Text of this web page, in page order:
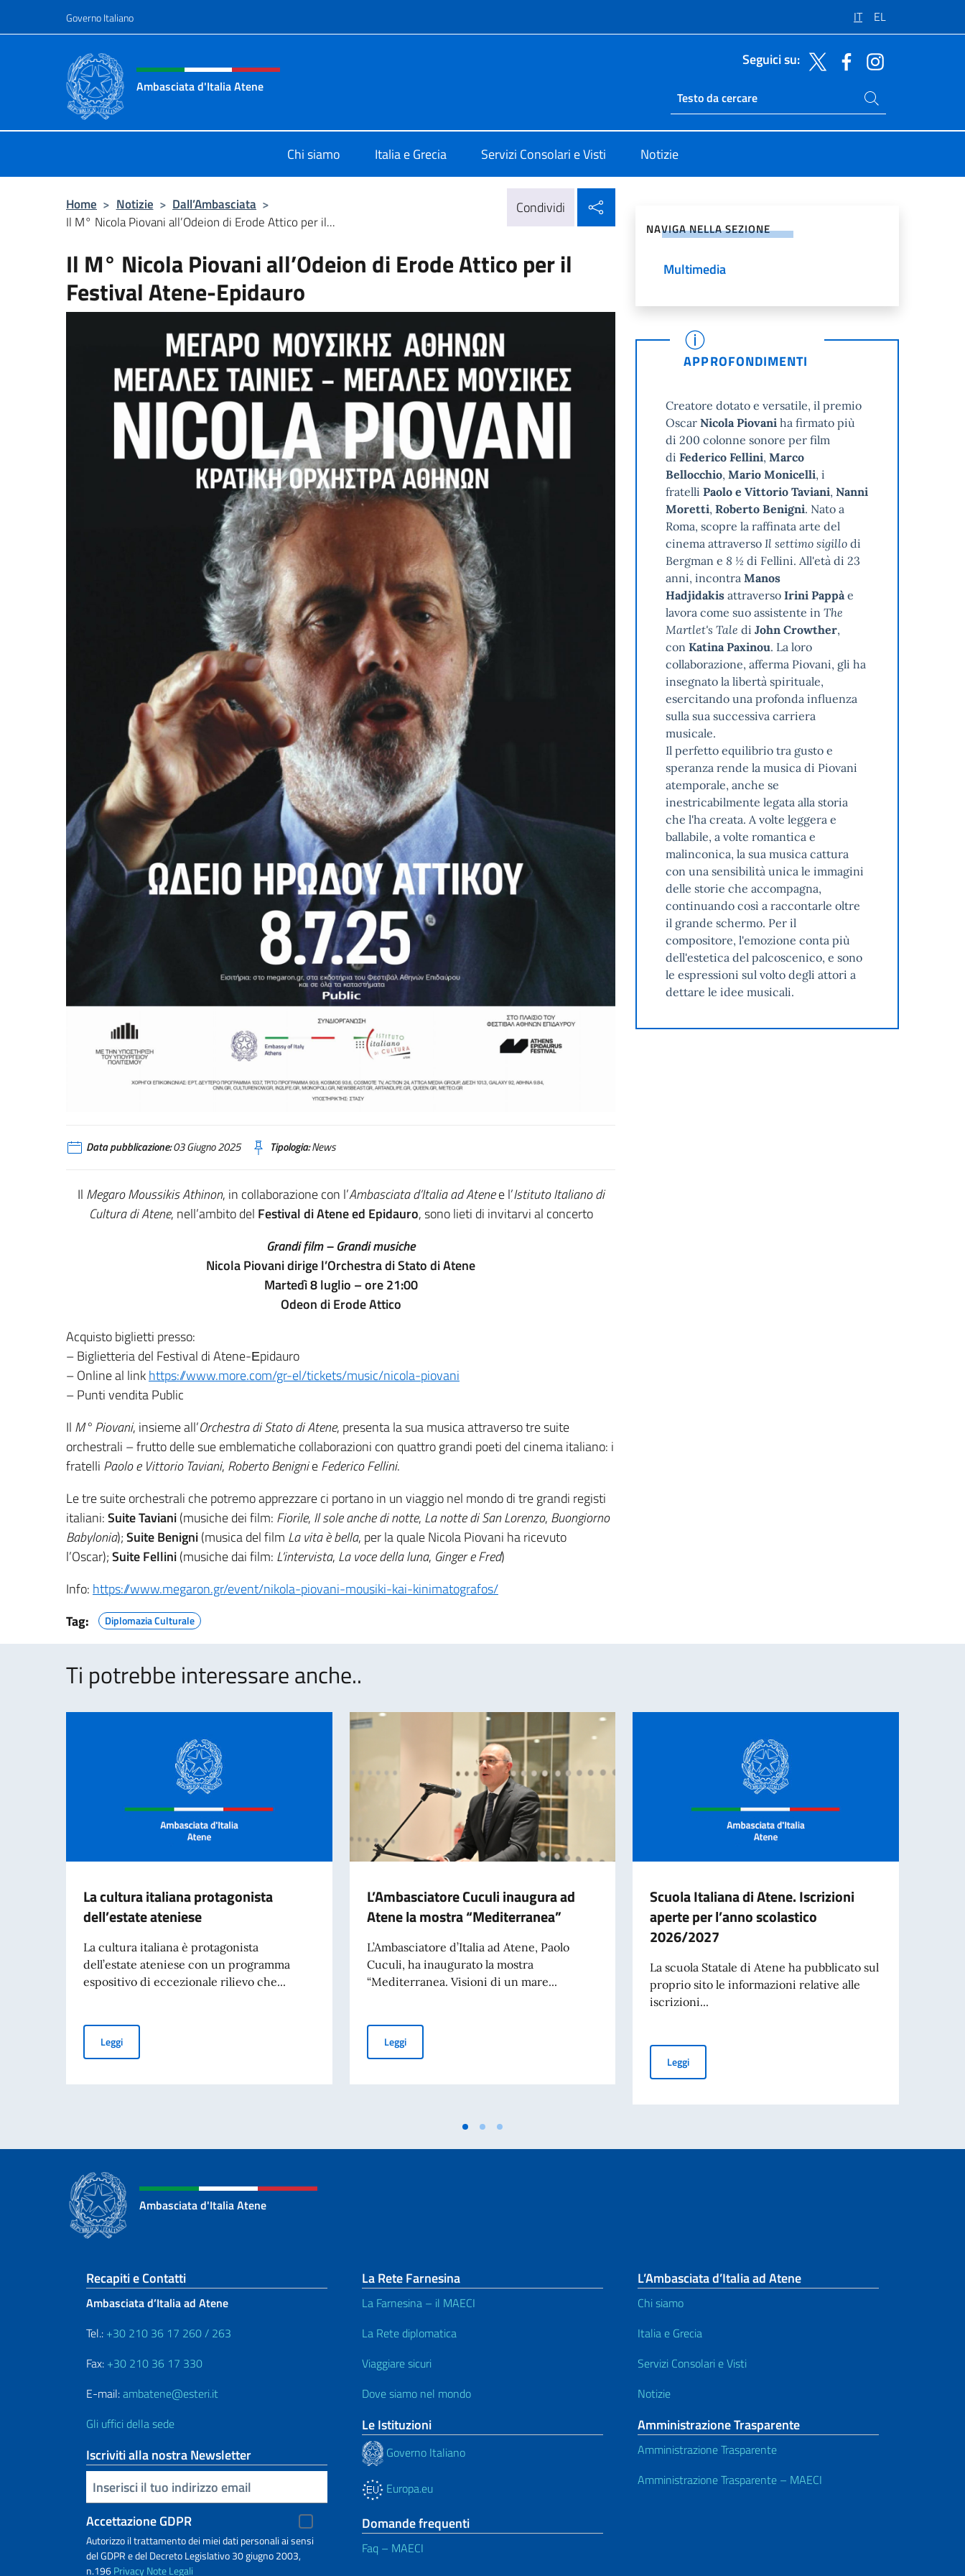
Governo Italiano IT EL
Intestazione sito, social e menù
Ambasciata d'Italia Atene
Seguici su:
Ricerca sito live
Cerca nel sito
Chi siamo Italia e Grecia Servizi Consolari e Visti Notizie
Home > Notizie > Dall’Ambasciata >
Il M° Nicola Piovani all’Odeion di Erode Attico per il...
Condividi
Il M° Nicola Piovani all’Odeion di Erode Attico per il
Festival Atene-Epidauro
Data pubblicazione:03 Giugno 2025 Tipologia:News
Il Megaro Moussikis Athinon, in collaborazione con l’Ambasciata d’Italia ad Atenee l’Istituto Italiano di
Cultura di Atene, nell’ambito del Festival di Atene ed Epidauro, sono lieti di invitarvi al concerto
Grandi film – Grandi musiche
Nicola Piovani dirige l’Orchestra di Stato di Atene
Martedì 8 luglio – ore 21:00
Odeon di Erode Attico
Acquisto biglietti presso:
– Biglietteria del Festival di Atene-Εpidauro
– Online al linkhttps://www.more.com/gr-el/tickets/music/nicola-piovani
– Punti vendita Public
Il M° Piovani, insieme all’Orchestra di Stato di Atene, presenta la sua musica attraverso tre suite
orchestrali – frutto delle sue emblematiche collaborazioni con quattro grandi poeti del cinema italiano: i
fratelli Paolo e Vittorio Taviani, Roberto BenignieFederico Fellini.
Le tre suite orchestrali che potremo apprezzare ci portano in un viaggio nel mondo di tre grandi registi
italiani:Suite Taviani(musiche dei film: Fiorile, Il sole anche di notte, La notte di San Lorenzo, Buongiorno
Babylonia);Suite Benigni(musica del film La vita è bella, per la quale Nicola Piovani ha ricevuto
l’Oscar);Suite Fellini(musiche dai film: L’intervista, La voce della luna, Ginger e Fred)
Info: https://www.megaron.gr/event/nikola-piovani-mousiki-kai-kinimatografos/
Tag:
Diplomazia Culturale
NAVIGA NELLA SEZIONE
Multimedia
APPROFONDIMENTI
Creatore dotato e versatile, il premio
OscarNicola Piovani ha firmato più
di 200 colonne sonore per film
diFederico Fellini,Marco
Bellocchio,Mario Monicelli, i
fratelliPaolo e Vittorio Taviani,Nanni
Moretti,Roberto Benigni. Nato a
Roma, scopre la raffinata arte del
cinema attraversoIl settimo sigillo di
Bergman e 8 ½ di Fellini. All'età di 23
anni, incontraManos
Hadjidakis attraversoIrini Pappàe
lavora come suo assistente inThe
Martlet's Tale diJohn Crowther,
conKatina Paxinou. La loro
collaborazione, afferma Piovani, gli ha
insegnato la libertà spirituale,
esercitando una profonda influenza
sulla sua successiva carriera
musicale.
Il perfetto equilibrio tra gusto e
speranza rende la musica di Piovani
atemporale, anche se
inestricabilmente legata alla storia
che l'ha creata. A volte leggera e
ballabile, a volte romantica e
malinconica, la sua musica cattura
con una sensibilità unica le immagini
delle storie che accompagna,
continuando così a raccontarle oltre
il grande schermo. Per il
compositore, l'emozione conta più
dell'estetica del palcoscenico, e sono
le espressioni sul volto degli attori a
dettare le idee musicali.
Ti potrebbe interessare anche..
La cultura italiana protagonista
dell’estate ateniese
La cultura italiana è protagonista
dell’estate ateniese con un programma
espositivo di eccezionale rilievo che...
LeggiLa cultura italiana protagonista dell’estate ateniese
L’Ambasciatore Cuculi inaugura ad
Atene la mostra “Mediterranea”
L’Ambasciatore d’Italia ad Atene, Paolo
Cuculi, ha inaugurato la mostra
“Mediterranea. Visioni di un mare...
LeggiL’Ambasciatore Cuculi inaugura ad Atene la mostra “Mediterranea”
Scuola Italiana di Atene. Iscrizioni
aperte per l’anno scolastico
2026/2027
La scuola Statale di Atene ha pubblicato sul
proprio sito le informazioni relative alle
iscrizioni...
LeggiScuola Italiana di Atene. Iscrizioni aperte per l’anno scolastico
Ambasciata d'Italia Atene
Sezione footer
Recapiti e Contatti
Ambasciata d’Italia ad Atene
Tel.: +30 210 36 17 260 / 263
Fax: +30 210 36 17 330
E-mail:ambatene@esteri.it
Gli uffici della sede
Iscriviti alla nostra Newsletter
Inserisci la tua email
Accettazione GDPR
Autorizzo il trattamento dei miei dati personali ai sensi
del GDPR e del Decreto Legislativo 30 giugno 2003,
n.196PrivacyNote Legali
La Rete Farnesina
La Farnesina – il MAECI
La Rete diplomatica
Viaggiare sicuri
Dove siamo nel mondo
Le Istituzioni
Governo Italiano
Europa.eu
Domande frequenti
Faq – MAECI
L’Ambasciata d’Italia ad Atene
Chi siamo
Italia e Grecia
Servizi Consolari e Visti
Notizie
Amministrazione Trasparente
Amministrazione Trasparente
Amministrazione Trasparente – MAECI